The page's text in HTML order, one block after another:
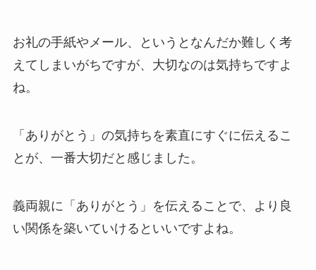
お礼の手紙やメール、というとなんだか難しく考
えてしまいがちですが、大切なのは気持ちですよ
ね。
「ありがとう」の気持ちを素直にすぐに伝えるこ
とが、一番大切だと感じました。
義両親に「ありがとう」を伝えることで、より良
い関係を築いていけるといいですよね。